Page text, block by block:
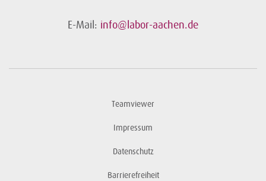
E-Mail: info@labor-aachen.de
Teamviewer
Impressum
Datenschutz
Barrierefreiheit